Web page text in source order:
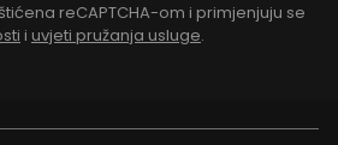
reCAPTCHA-om i primjenjuju se
i uvjeti pružanja usluge.